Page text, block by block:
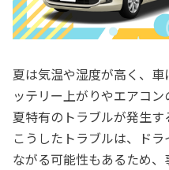
夏は気温や湿度が高く、
ッテリー上がりやエアコン
夏特有のトラブルが発生す
こうしたトラブルは、ド
ながる可能性もあるため、